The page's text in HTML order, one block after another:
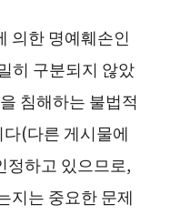
의한 명예훼손인
히 구분되지 않았
침해하는 불법적
(다른 게시물에
정하고 있으므로,
지는 중요한 문제